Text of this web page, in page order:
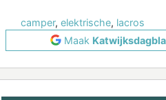
camper, elektrische, lacros
Maak